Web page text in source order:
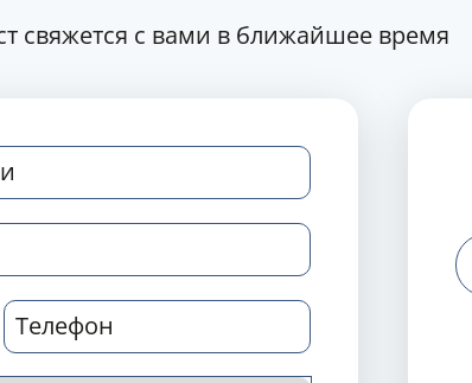
свяжется с вами в ближайшее время